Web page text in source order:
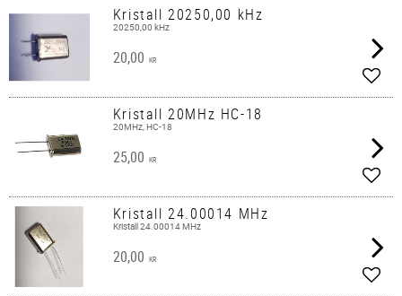
Kristall 20250,00 kHz
20250,00 kHz
20,00 KR
Kristall 20MHz HC-18
20MHz, HC-18
25,00 KR
Kristall 24.00014 MHz
Kristall 24.00014 MHz
20,00 KR